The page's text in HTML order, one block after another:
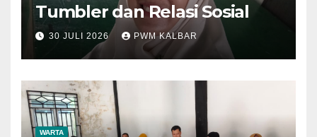
Tumbler dan Relasi Sosial
30 JULI 2026 PWM KALBAR
WARTA